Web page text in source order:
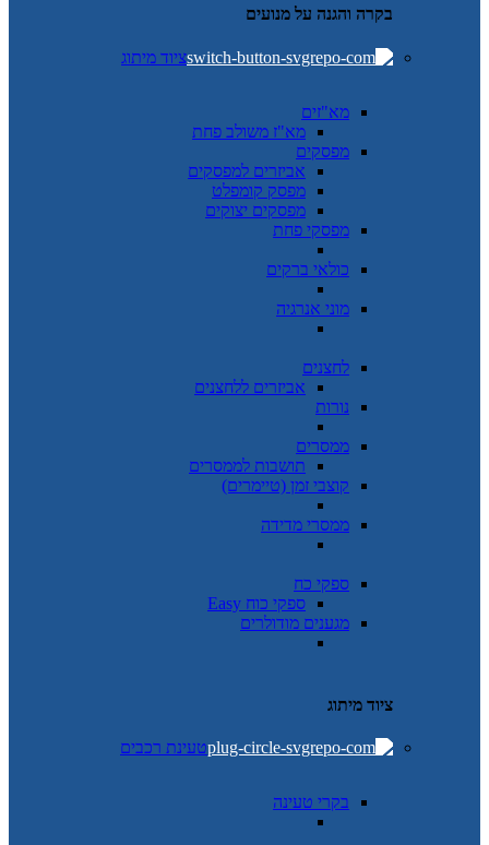
בקרה והגנה על מנועים
ציוד מיתוג
מא"זים
מא"ז משולב פחת
מפסקים
אביזרים למפסקים
מפסק קומפלט
מפסקים יצוקים
מפסקי פחת
כולאי ברקים
מוני אנרגיה
לחצנים
אביזרים ללחצנים
נורות
ממסרים
תושבות לממסרים
קוצבי זמן (טיימרים)
ממסרי מדידה
ספקי כח
ספקי כוח Easy
מגענים מודולרים
ציוד מיתוג
טעינת רכבים
בקרי טעינה